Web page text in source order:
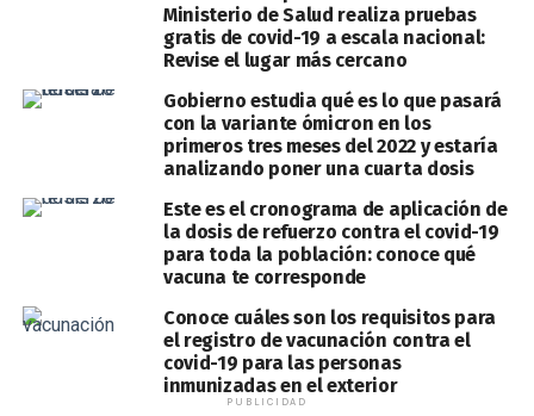
Ministerio de Salud realiza pruebas
gratis de covid-19 a escala nacional:
Revise el lugar más cercano
Gobierno estudia qué es lo que pasará
con la variante ómicron en los
primeros tres meses del 2022 y estaría
analizando poner una cuarta dosis
Este es el cronograma de aplicación de
la dosis de refuerzo contra el covid-19
para toda la población: conoce qué
vacuna te corresponde
Conoce cuáles son los requisitos para
el registro de vacunación contra el
covid-19 para las personas
inmunizadas en el exterior
PUBLICIDAD